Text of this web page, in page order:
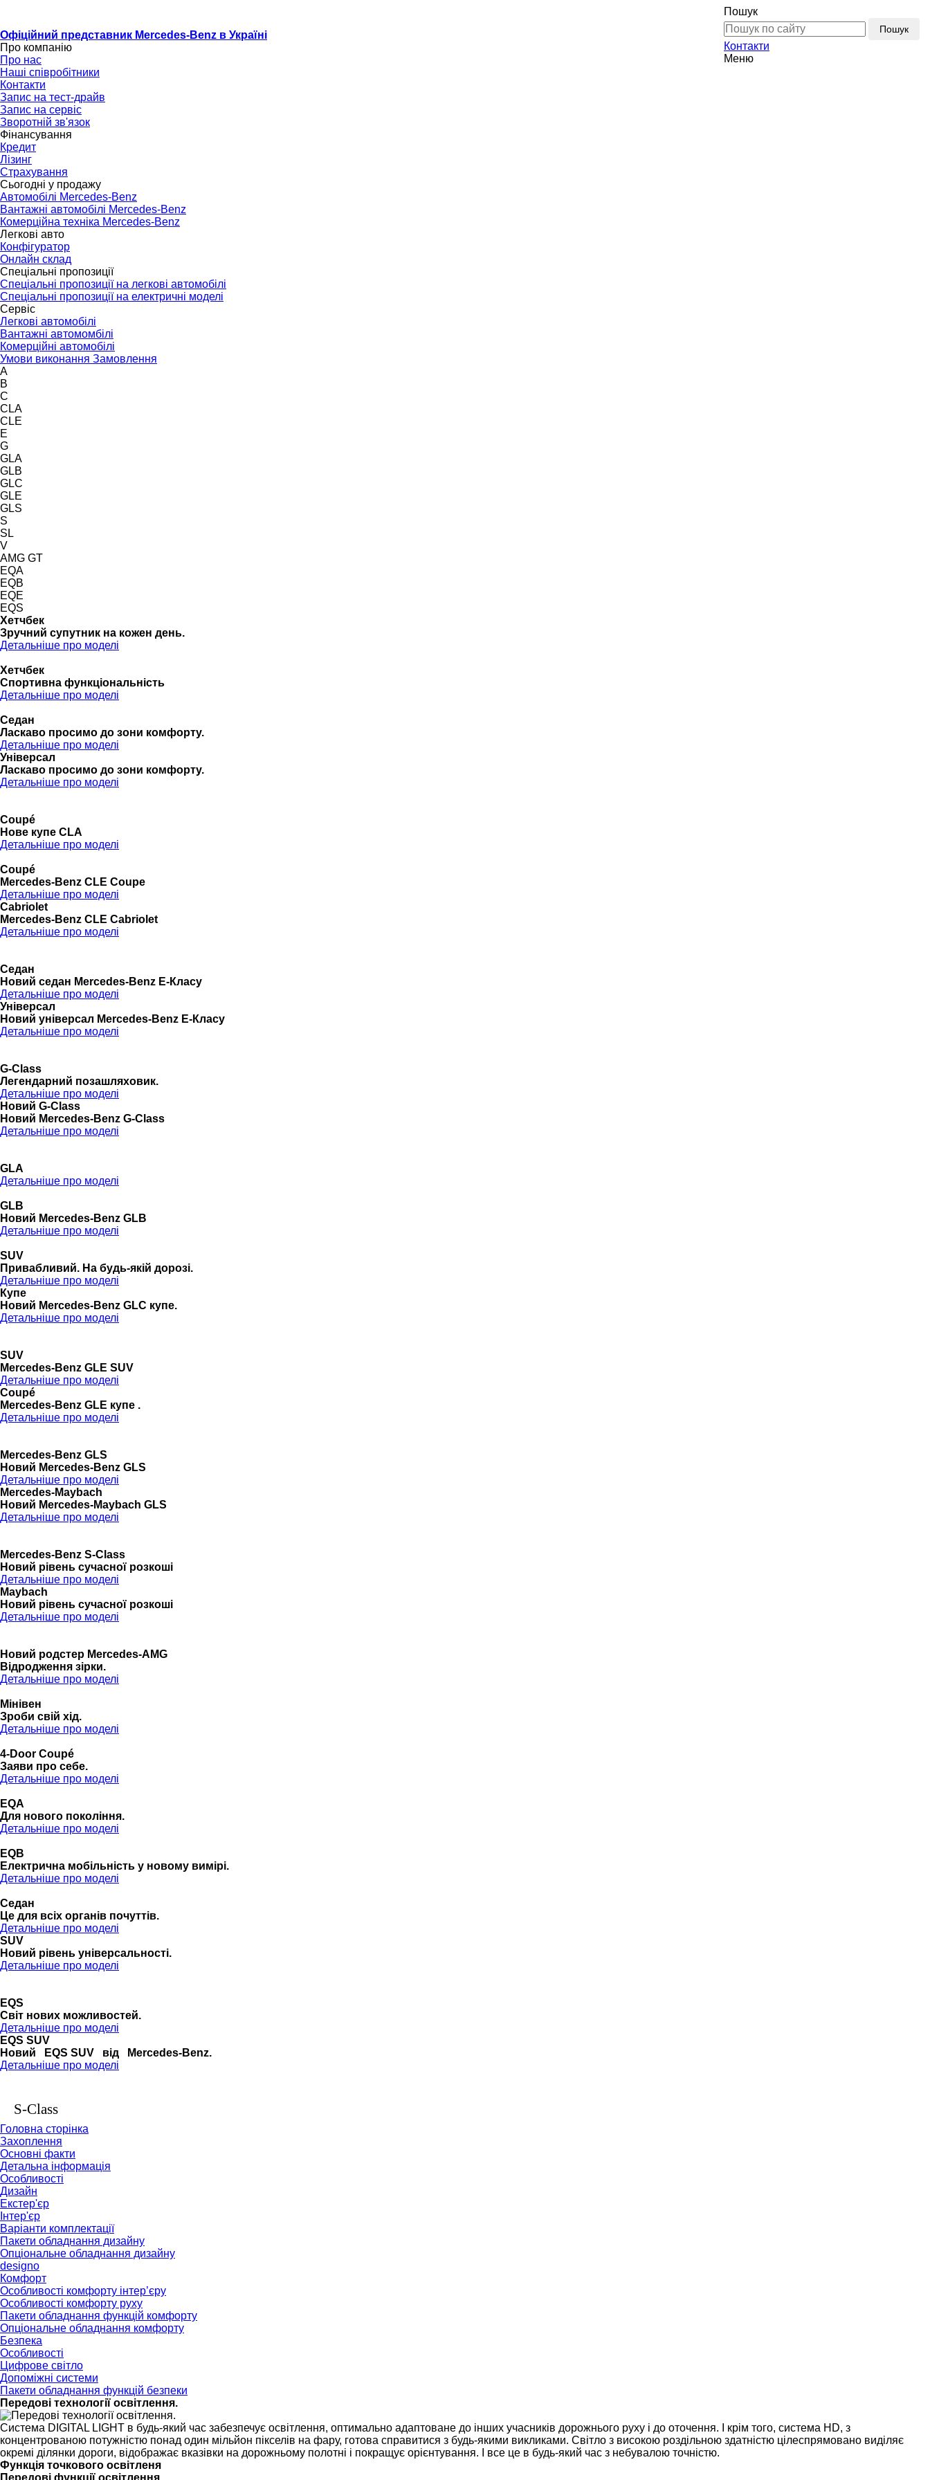
Офіційний представник Mercedes-Benz в Україні
Пошук
Пошук
Контакти
Меню
Про компанію
Про нас
Наші співробітники
Контакти
Запис на тест-драйв
Запис на сервіс
Зворотній зв'язок
Фінансування
Кредит
Лізинг
Страхування
Сьогодні у продажу
Автомобілі Mercedes-Benz
Вантажні автомобілі Mercedes-Benz
Комерційна техніка Mercedes-Benz
Легкові авто
Конфігуратор
Онлайн склад
Спеціальні пропозиції
Спеціальні пропозиції на легкові автомобілі
Спеціальні пропозиції на електричні моделі
Сервіс
Легкові автомобілі
Вантажні автомомбілі
Комерційні автомобілі
Умови виконання Замовлення
A
B
C
CLA
CLE
E
G
GLA
GLB
GLC
GLE
GLS
S
SL
V
AMG GT
EQA
EQB
EQE
EQS
Хетчбек
Зручний супутник на кожен день.
Детальніше про моделі
Хетчбек
Спортивна функціональність
Детальніше про моделі
Седан
Ласкаво просимо до зони комфорту.
Детальніше про моделі
Універсал
Ласкаво просимо до зони комфорту.
Детальніше про моделі
Coupé
Нове купе CLA
Детальніше про моделі
Coupé
Mercedes-Benz CLE Coupe
Детальніше про моделі
Cabriolet
Mercedes-Benz CLE Cabriolet
Детальніше про моделі
Седан
Новий седан Mercedes-Benz Е-Класу
Детальніше про моделі
Універсал
Новий універсал Mercedes-Benz E-Класу
Детальніше про моделі
G-Class
Легендарний позашляховик.
Детальніше про моделі
Новий G-Class
Новий Mercedes-Benz G-Class
Детальніше про моделі
GLA
Детальніше про моделі
GLB
Новий Mercedes-Benz GLB
Детальніше про моделі
SUV
Привабливий. На будь-якій дорозі.
Детальніше про моделі
Купе
Новий Mercedes-Benz GLС купе.
Детальніше про моделі
SUV
Mercedes-Benz GLE SUV
Детальніше про моделі
Coupé
Mercedes-Benz GLE купе .
Детальніше про моделі
Mercedes-Benz GLS
Новий Mercedes-Benz GLS
Детальніше про моделі
Mercedes-Maybach
Новий Mercedes-Maybach GLS
Детальніше про моделі
Mercedes-Benz S-Class
Новий рівень сучасної розкоші
Детальніше про моделі
Maybach
Новий рівень сучасної розкоші
Детальніше про моделі
Новий родстер Mercedes-AMG
Відродження зірки.
Детальніше про моделі
Мінівен
Зроби свій хід.
Детальніше про моделі
4-Door Coupé
Заяви про себе.
Детальніше про моделі
EQA
Для нового покоління.
Детальніше про моделі
EQB
Електрична мобільність у новому вимірі.
Детальніше про моделі
Седан
Це для всіх органів почуттів.
Детальніше про моделі
SUV
Новий рівень універсальності.
Детальніше про моделі
EQS
Cвіт нових можливостей.
Детальніше про моделі
EQS SUV
Новий EQS SUV від Mercedes-Benz.
Детальніше про моделі
S-Class
Головна сторінка
Захоплення
Основні факти
Детальна інформація
Особливості
Дизайн
Екстер'єр
Інтер'єр
Варіанти комплектації
Пакети обладнання дизайну
Опціональне обладнання дизайну
designo
Комфорт
Особливості комфорту інтер’єру
Особливості комфорту руху
Пакети обладнання функцій комфорту
Опціональне обладнання комфорту
Безпека
Особливості
Цифрове світло
Допоміжні системи
Пакети обладнання функцій безпеки
Передові технології освітлення.
Система DIGITAL LIGHT в будь-який час забезпечує освітлення, оптимально адаптоване до інших учасників дорожнього руху і до оточення. І крім того, система HD, з
концентрованою потужністю понад один мільйон пікселів на фару, готова справитися з будь-якими викликами. Світло з високою роздільною здатністю цілеспрямовано виділяє
окремі ділянки дороги, відображає вказівки на дорожньому полотні і покращує орієнтування. І все це в будь-який час з небувалою точністю.
Функція точкового освітленя
Передові функції освітлення.